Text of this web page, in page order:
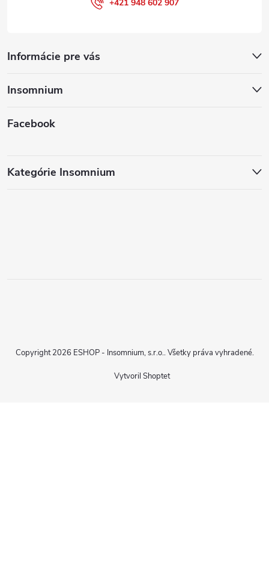
Informácie pre vás
Insomnium
Facebook
+421 948 602 907
Kategórie Insomnium
Vytvoril Shoptet
Copyright 2026 ESHOP - Insomnium, s.r.o.. Všetky práva vyhradené.